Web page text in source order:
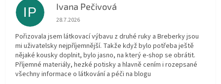
IP Ivana Pečivová
Hodnocení obchodu je 5 z 5 hvězdiček.
28.7.2026
Pořizovala jsem látkovací výbavu z druhé ruky a Breberky jsou
mi uživatelsky nejpříjemnější. Takže když bylo potřeba ještě
nějaké kousky doplnit, bylo jasno, na který e-shop se obrátit.
Příjemné materiály, hezké potisky a hlavně cením i rozepsané
všechny informace o látkování a péči na blogu